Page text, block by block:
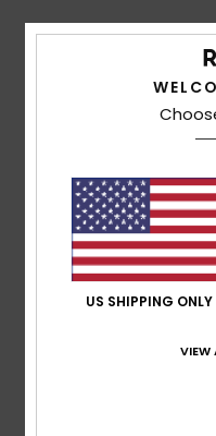
Shipping & Returns
US SHIPPING ONLY
VIEW